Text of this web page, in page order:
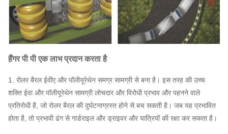
हैंगर पी पी एक लाभ प्रदान करता है
1. रोलर बैरल ईवीए और पॉलीयूरेथेन समग्र सामग्री से बना है। इस तरह की उच्च
शक्ति ईवा और पॉलीयूरेथेन सामग्री लोचदार और विरोधी प्रभाव और पहनने वाले
प्रतिरोधी है, जो रोलर बैरल की दुर्घटनाग्रस्त होने से बच सकती है। जब यह प्रभावित
होता है, तो प्रभावी ढंग से गार्डराइल और ड्राइवर और यात्रियों की रक्षा कर सकता है।